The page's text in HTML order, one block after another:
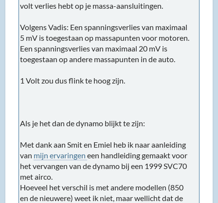
volt verlies hebt op je massa-aansluitingen.
Volgens Vadis: Een spanningsverlies van maximaal
5 mV is toegestaan op massapunten voor motoren.
Een spanningsverlies van maximaal 20 mV is
toegestaan op andere massapunten in de auto.
1 Volt zou dus flink te hoog zijn.
Als je het dan de dynamo blijkt te zijn:
Met dank aan Smit en Emiel heb ik naar aanleiding
van mijn ervaringeneen handleiding gemaakt voor
het vervangen van de dynamo bij een 1999 SVC70
met airco.
Hoeveel het verschil is met andere modellen (850
en de nieuwere) weet ik niet, maar wellicht dat de